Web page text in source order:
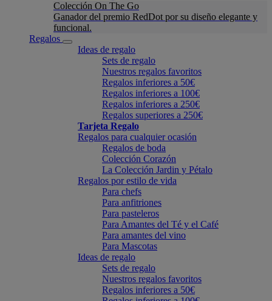
Colección On The Go
Ganador del premio RedDot por su diseño elegante y
funcional.
Regalos
Ideas de regalo
Sets de regalo
Nuestros regalos favoritos
Regalos inferiores a 50€
Regalos inferiores a 100€
Regalos inferiores a 250€
Regalos superiores a 250€
Tarjeta Regalo
Regalos para cualquier ocasión
Regalos de boda
Colección Corazón
La Colección Jardin y Pétalo
Regalos por estilo de vida
Para chefs
Para anfitriones
Para pasteleros
Para Amantes del Té y el Café
Para amantes del vino
Para Mascotas
Ideas de regalo
Sets de regalo
Nuestros regalos favoritos
Regalos inferiores a 50€